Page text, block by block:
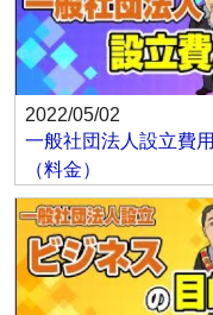
2022/05/02
一般社団法人設立費用
（料金）